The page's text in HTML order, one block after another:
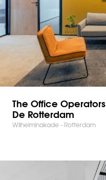
The Office Operators
De Rotterdam
Wilhelminakade - Rotterdam